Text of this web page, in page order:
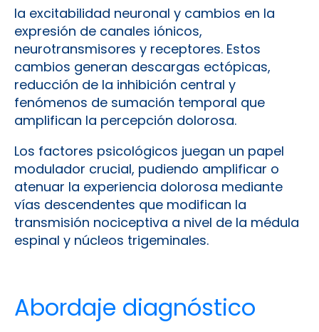
la excitabilidad neuronal y cambios en la
expresión de canales iónicos,
neurotransmisores y receptores. Estos
cambios generan descargas ectópicas,
reducción de la inhibición central y
fenómenos de sumación temporal que
amplifican la percepción dolorosa.
Los factores psicológicos juegan un papel
modulador crucial, pudiendo amplificar o
atenuar la experiencia dolorosa mediante
vías descendentes que modifican la
transmisión nociceptiva a nivel de la médula
espinal y núcleos trigeminales.
Abordaje diagnóstico